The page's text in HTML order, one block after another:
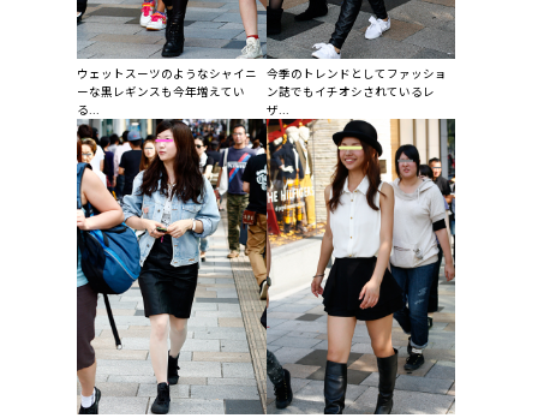
ウェットスーツのようなシャイニ
ーな黒レギンスも今年増えてい
る...
今季のトレンドとしてファッショ
ン誌でもイチオシされているレ
ザ...